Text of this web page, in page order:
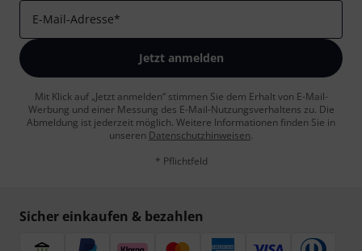
E-Mail-Adresse*
Jetzt anmelden
Mit Klick auf „Jetzt anmelden“ stimmen Sie dem Erhalt von E-Mail-
Werbung und einer Messung des E-Mail-Nutzungsverhaltens zu. Die
Abmeldung ist jederzeit möglich. Weitere Informationen finden Sie in
unseren Datenschutzhinweisen.
* Pflichtfeld
Sicher einkaufen & bezahlen